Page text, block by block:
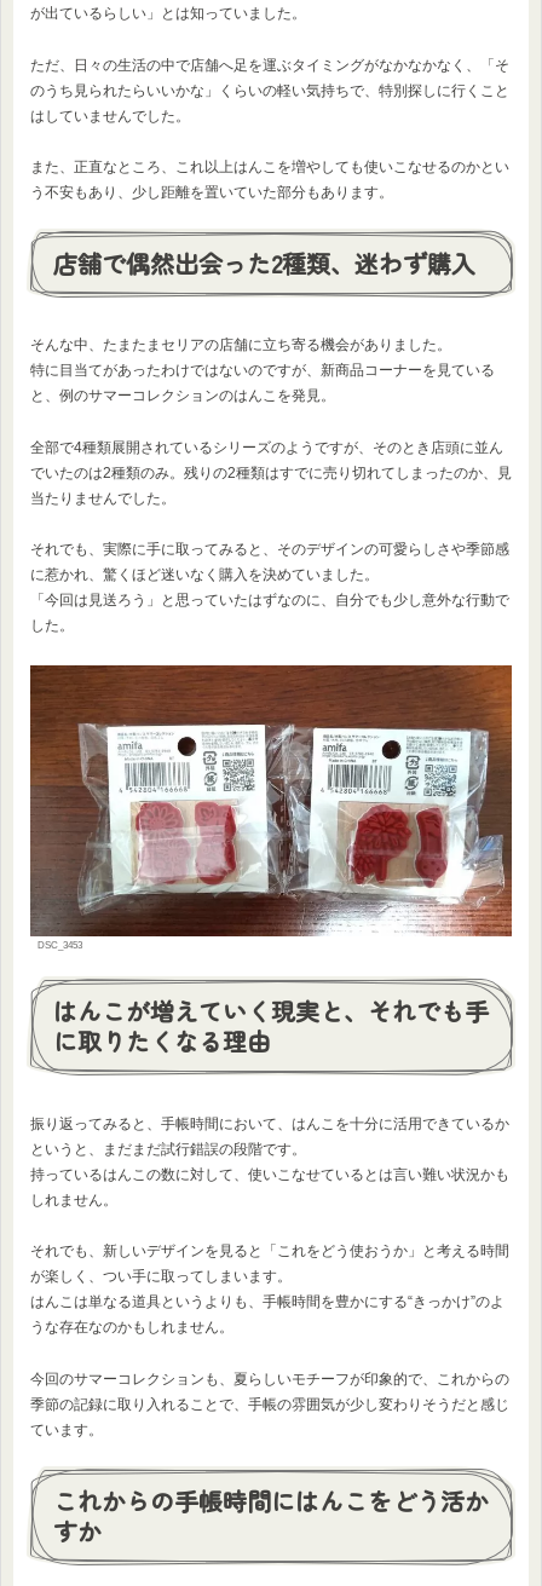
が出ているらしい」とは知っていました。
ただ、日々の生活の中で店舗へ足を運ぶタイミングがなかなかなく、「そ
のうち見られたらいいかな」くらいの軽い気持ちで、特別探しに行くこと
はしていませんでした。
また、正直なところ、これ以上はんこを増やしても使いこなせるのかとい
う不安もあり、少し距離を置いていた部分もあります。
店舗で偶然出会った2種類、迷わず購入
そんな中、たまたまセリアの店舗に立ち寄る機会がありました。
特に目当てがあったわけではないのですが、新商品コーナーを見ている
と、例のサマーコレクションのはんこを発見。
全部で4種類展開されているシリーズのようですが、そのとき店頭に並ん
でいたのは2種類のみ。残りの2種類はすでに売り切れてしまったのか、見
当たりませんでした。
それでも、実際に手に取ってみると、そのデザインの可愛らしさや季節感
に惹かれ、驚くほど迷いなく購入を決めていました。
「今回は見送ろう」と思っていたはずなのに、自分でも少し意外な行動で
した。
DSC_3453
はんこが増えていく現実と、それでも手
に取りたくなる理由
振り返ってみると、手帳時間において、はんこを十分に活用できているか
というと、まだまだ試行錯誤の段階です。
持っているはんこの数に対して、使いこなせているとは言い難い状況かも
しれません。
それでも、新しいデザインを見ると「これをどう使おうか」と考える時間
が楽しく、つい手に取ってしまいます。
はんこは単なる道具というよりも、手帳時間を豊かにする“きっかけ”のよ
うな存在なのかもしれません。
今回のサマーコレクションも、夏らしいモチーフが印象的で、これからの
季節の記録に取り入れることで、手帳の雰囲気が少し変わりそうだと感じ
ています。
これからの手帳時間にはんこをどう活か
すか